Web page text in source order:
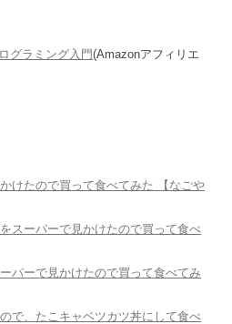
グラミング入門(Amazonアフィリエ
けたので買って食べてみた 【なごや
スーパーで見かけたので買って食べ
パーで見かけたので買って食べてみ
で、たこキャベツカツ丼にして食べ